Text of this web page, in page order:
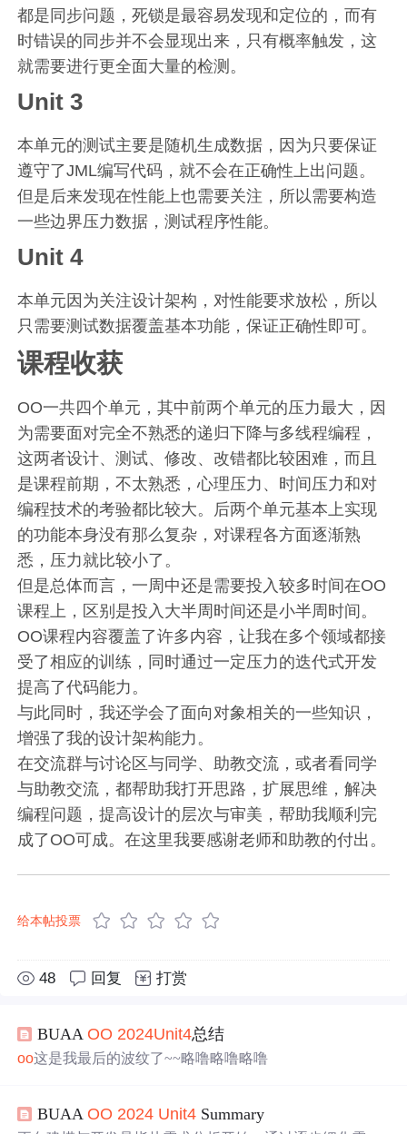
都是同步问题，死锁是最容易发现和定位的，而有
时错误的同步并不会显现出来，只有概率触发，这
就需要进行更全面大量的检测。
Unit 3
本单元的测试主要是随机生成数据，因为只要保证
遵守了JML编写代码，就不会在正确性上出问题。
但是后来发现在性能上也需要关注，所以需要构造
一些边界压力数据，测试程序性能。
Unit 4
本单元因为关注设计架构，对性能要求放松，所以
只需要测试数据覆盖基本功能，保证正确性即可。
课程收获
OO一共四个单元，其中前两个单元的压力最大，因
为需要面对完全不熟悉的递归下降与多线程编程，
这两者设计、测试、修改、改错都比较困难，而且
是课程前期，不太熟悉，心理压力、时间压力和对
编程技术的考验都比较大。后两个单元基本上实现
的功能本身没有那么复杂，对课程各方面逐渐熟
悉，压力就比较小了。
但是总体而言，一周中还是需要投入较多时间在OO
课程上，区别是投入大半周时间还是小半周时间。
OO课程内容覆盖了许多内容，让我在多个领域都接
受了相应的训练，同时通过一定压力的迭代式开发
提高了代码能力。
与此同时，我还学会了面向对象相关的一些知识，
增强了我的设计架构能力。
在交流群与讨论区与同学、助教交流，或者看同学
与助教交流，都帮助我打开思路，扩展思维，解决
编程问题，提高设计的层次与审美，帮助我顺利完
成了OO可成。在这里我要感谢老师和助教的付出。
给本帖投票
48 回复 打赏
BUAA OO 2024Unit4总结
oo这是我最后的波纹了~~略噜略噜略噜
BUAA OO 2024 Unit4 Summary